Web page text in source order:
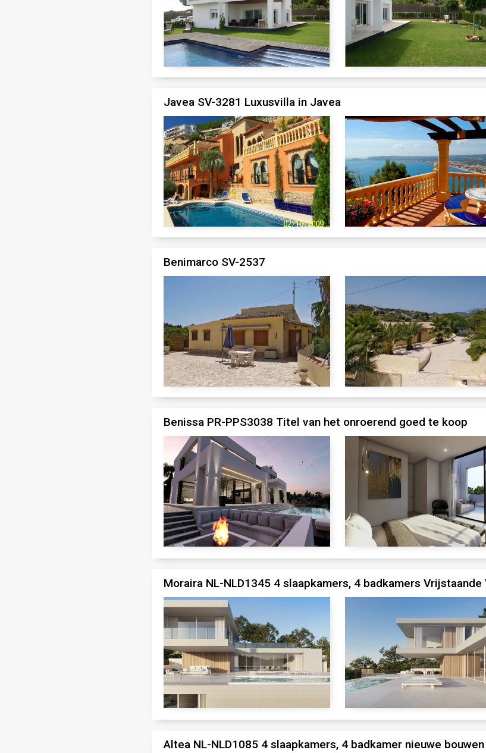
Javea SV-3281 Luxusvilla in Javea
Benimarco SV-2537
Benissa PR-PPS3038 Titel van het onroerend goed te koop
Moraira NL-NLD1345 4 slaapkamers, 4 badkamers
Altea NL-NLD1085 4 slaapkamers, 4 badkamer nieuwe